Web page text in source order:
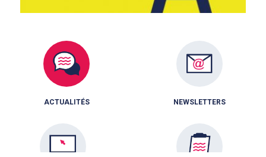
ACTUALITÉS NEWSLETTERS